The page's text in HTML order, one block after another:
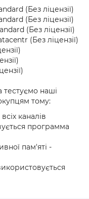
(Без ліцензії)
(Без ліцензії)
(Без ліцензії)
(Без ліцензії)
наші
тому:
каналів
программа
пам'яті -